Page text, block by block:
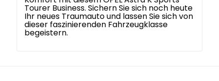
Tourer Business. Sichern Sie sich noch heute
Ihr neues Traumauto und lassen Sie sich von
dieser faszinierenden Fahrzeugklasse
begeistern.